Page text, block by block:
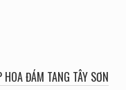
ĐÁM TANG TÂY SƠN